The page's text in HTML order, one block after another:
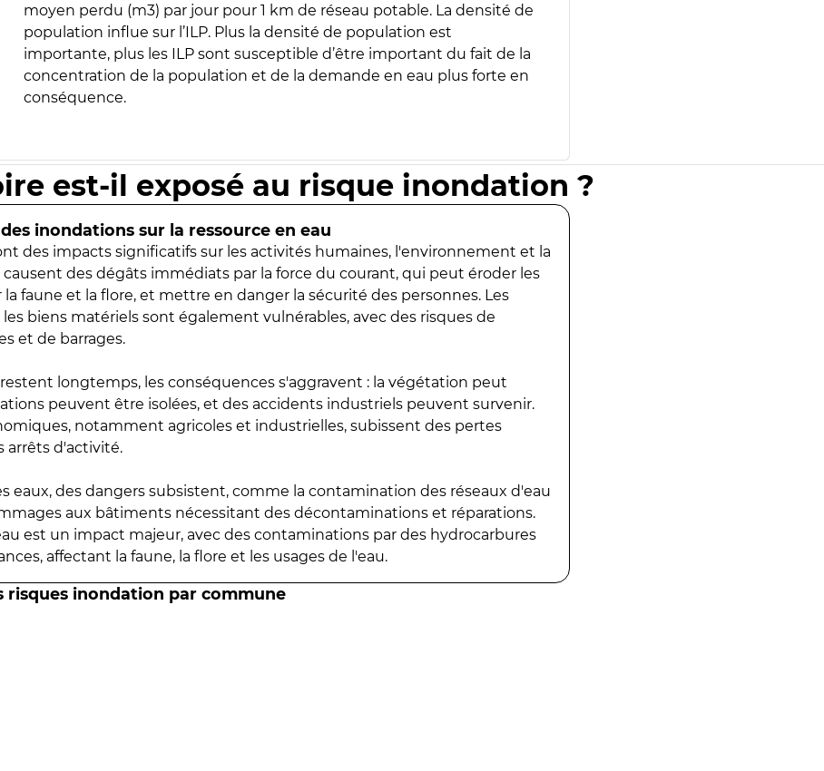
moyen perdu (m3) par jour pour 1 km de réseau potable. La densité de
population influe sur l’ILP. Plus la densité de population est
importante, plus les ILP sont susceptible d’être important du fait de la
concentration de la population et de la demande en eau plus forte en
conséquence.
est-il exposé au risque inondation ?
inondations sur la ressource en eau
des impacts significatifs sur les activités humaines, l'environnement et la
causent des dégâts immédiats par la force du courant, qui peut éroder les
faune et la flore, et mettre en danger la sécurité des personnes. Les
biens matériels sont également vulnérables, avec des risques de
et de barrages.
longtemps, les conséquences s'aggravent : la végétation peut
peuvent être isolées, et des accidents industriels peuvent survenir.
notamment agricoles et industrielles, subissent des pertes
arrêts d'activité.
eaux, des dangers subsistent, comme la contamination des réseaux d'eau
aux bâtiments nécessitant des décontaminations et réparations.
est un impact majeur, avec des contaminations par des hydrocarbures
affectant la faune, la flore et les usages de l'eau.
risques inondation par commune